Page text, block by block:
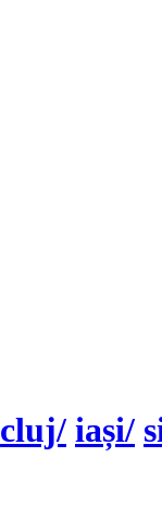
cluj/ iași/